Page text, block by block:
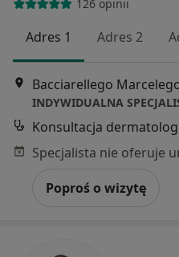
126 opinii
Adres 1 Adres 2
Bacciarellego
Konsultacja
Poproś o wizytę